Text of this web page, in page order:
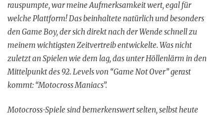
rauspumpte, war meine Aufmerksamkeit wert, egal für
welche Plattform! Das beinhaltete natürlich und besonders
den Game Boy, der sich direkt nach der Wende schnell zu
meinem wichtigsten Zeitvertreib entwickelte. Was nicht
zuletzt an Spielen wie dem lag, das unter Höllenlärm in den
Mittelpunkt des 92. Levels von “Game Not Over” gerast
kommt: “Motocross Maniacs”.
Motocross-Spiele sind bemerkenswert selten, selbst heute